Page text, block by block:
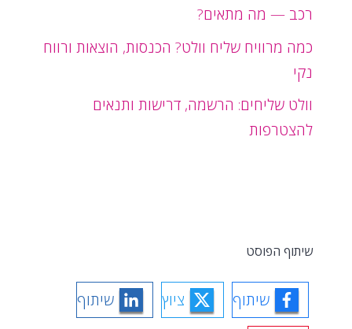
רכב — מה מתאים?
כמה מרוויח שליח וולט? הכנסות, הוצאות ורווח
נקי
וולט שליחים: הרשמה, דרישות ותנאים
להצטרפות
שיתוף הפוסט
שיתוף ציוץ שיתוף